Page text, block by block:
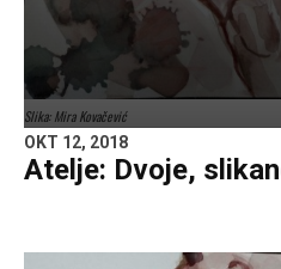
Slika: Mira Kovačević
OKT 12, 2018
Atelje: Dvoje,